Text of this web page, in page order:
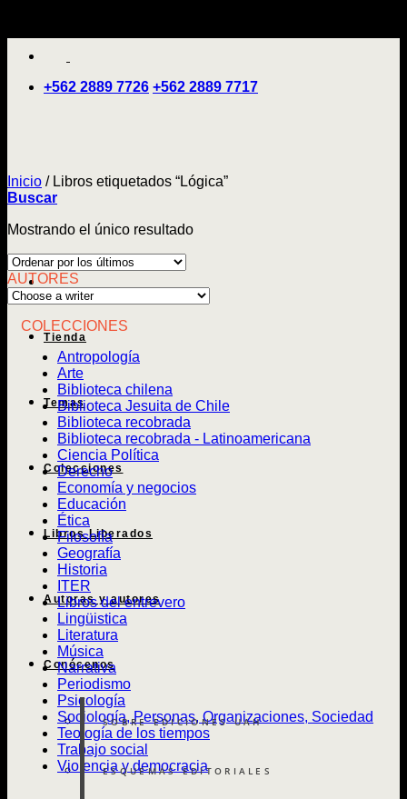
+562 2889 7726 +562 2889 7717
Tienda
Temas
Colecciones
Libros Liberados
Autoras y autores
Conócenos
SOBRE EDICIONES UAH
ESQUEMAS EDITORIALES
Inicio /Libros etiquetados “Lógica”
Buscar
Mostrando el único resultado
AUTORES
COLECCIONES
Antropología
Arte
Biblioteca chilena
Biblioteca Jesuita de Chile
Biblioteca recobrada
Biblioteca recobrada - Latinoamericana
Ciencia Política
Derecho
Economía y negocios
Educación
Ética
Filosofía
Geografía
Historia
ITER
Libros del entrevero
Lingüistica
Literatura
Música
Narrativa
Periodismo
Psicología
Sociología, Personas, Organizaciones, Sociedad
Teología de los tiempos
Trabajo social
Violencia y democracia